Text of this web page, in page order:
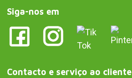
Siga-nos em
Contacto e serviço ao cliente